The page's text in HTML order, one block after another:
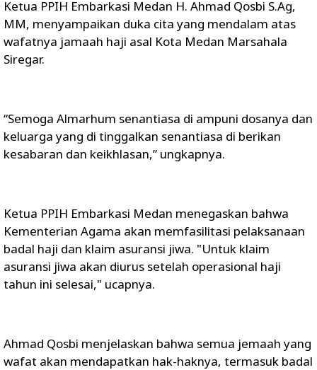
Ketua PPIH Embarkasi Medan H. Ahmad Qosbi S.Ag,
MM, menyampaikan duka cita yang mendalam atas
wafatnya jamaah haji asal Kota Medan Marsahala
Siregar.
“Semoga Almarhum senantiasa di ampuni dosanya dan
keluarga yang di tinggalkan senantiasa di berikan
kesabaran dan keikhlasan,” ungkapnya.
Ketua PPIH Embarkasi Medan menegaskan bahwa
Kementerian Agama akan memfasilitasi pelaksanaan
badal haji dan klaim asuransi jiwa. "Untuk klaim
asuransi jiwa akan diurus setelah operasional haji
tahun ini selesai," ucapnya.
Ahmad Qosbi menjelaskan bahwa semua jemaah yang
wafat akan mendapatkan hak-haknya, termasuk badal